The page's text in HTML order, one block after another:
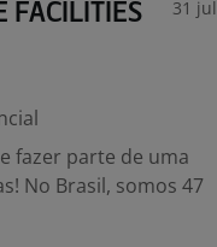
FACILITIES 31 jul
fazer parte de uma
No Brasil, somos 47